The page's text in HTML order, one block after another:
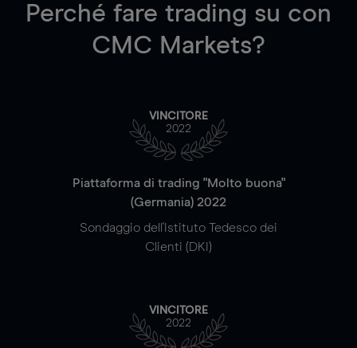
Perché fare trading su con
CMC Markets?
VINCITORE
2022
Piattaforma di trading "Molto buona"
(Germania) 2022
Sondaggio dell'Istituto Tedesco dei
Clienti (DKI)
VINCITORE
2022